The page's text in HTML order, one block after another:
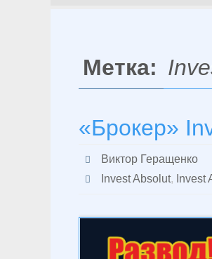
Метка:
«Брокер»
Виктор Геращенко
Invest Absolut, Invest